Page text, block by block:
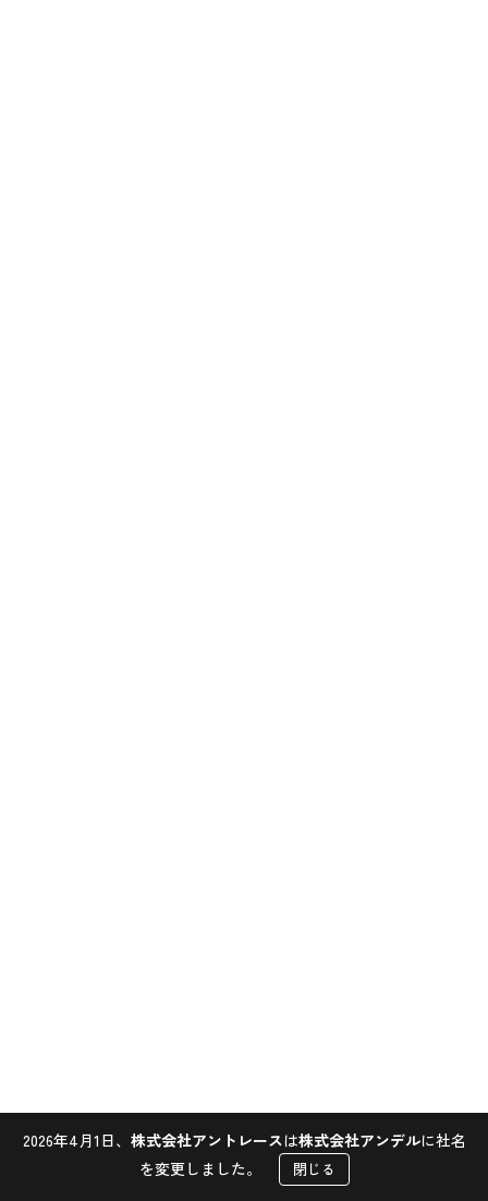
Contact
2026年4月1日、 株式会社アントレースは株式会社アンデルに社名
を変更しました。
閉じる